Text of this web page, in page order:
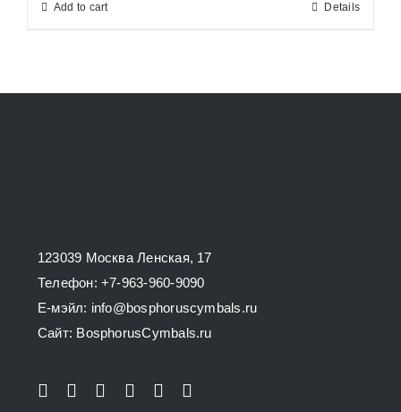
Add to cart Details
123039 Москва Ленская, 17
Телефон: +7-963-960-9090
E-мэйл: info@bosphoruscymbals.ru
Сайт: BosphorusСymbals.ru